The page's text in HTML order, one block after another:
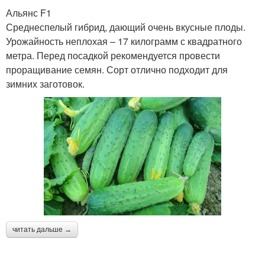
Альянс F1
Среднеспелый гибрид, дающий очень вкусные плоды.
Урожайность неплохая – 17 килограмм с квадратного
метра. Перед посадкой рекомендуется провести
проращивание семян. Сорт отлично подходит для
зимних заготовок.
читать дальше →